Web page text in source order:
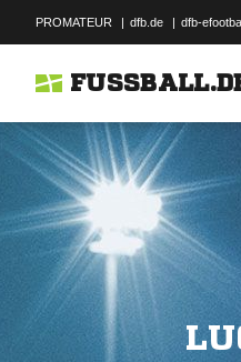
PROMATEUR | dfb.de | dfb-